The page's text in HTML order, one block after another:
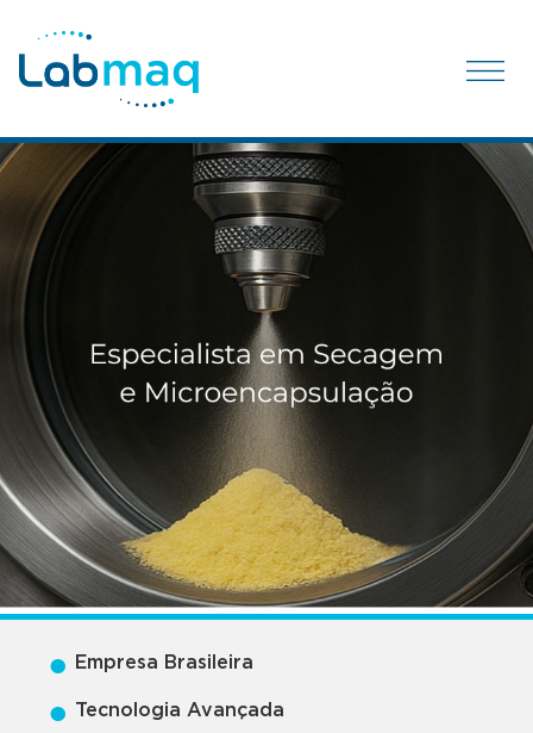
● Empresa Brasileira
● Tecnologia Avançada